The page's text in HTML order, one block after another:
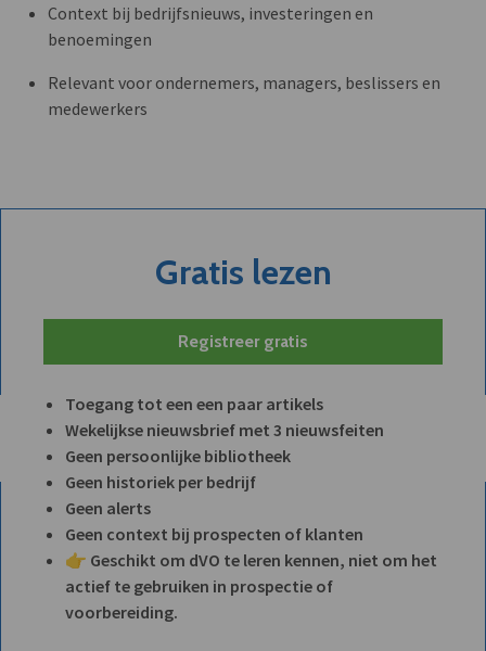
Context bij bedrijfsnieuws, investeringen en
benoemingen
Relevant voor ondernemers, managers, beslissers en
medewerkers
Gratis lezen
Registreer gratis
Toegang tot een een paar artikels
Wekelijkse nieuwsbrief met 3 nieuwsfeiten
Geen persoonlijke bibliotheek
Geen historiek per bedrijf
Geen alerts
Geen context bij prospecten of klanten
👉 Geschikt om dVO te leren kennen, niet om het
actief te gebruiken in prospectie of
voorbereiding.